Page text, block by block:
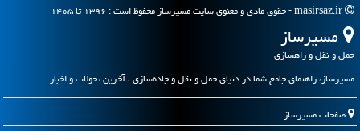
مسیرساز
حمل و نقل و راهسازی
مسیرساز، راهنمای جامع شما در دنیای حمل و نقل و جاده‌سازی ، آخرین تحولات و اخبار
صفحات مسیرساز